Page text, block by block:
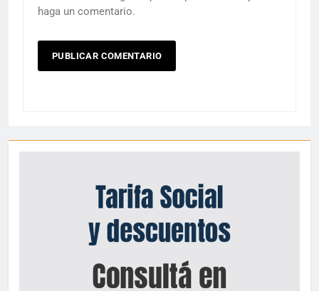
haga un comentario.